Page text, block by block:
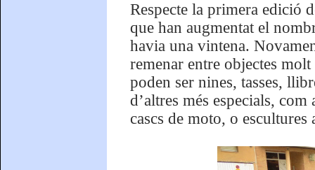
Respecte la primera edició
que han augmentat el
havia una vintena.
remenar entre objectes
poden ser nines, tasses,
d’altres més especials,
cascs de moto, o escultures